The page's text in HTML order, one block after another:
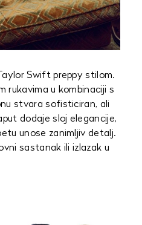
Swift preppy stilom.
rukavima u kombinaciji s
stvara sofisticiran, ali
dodaje sloj elegancije,
unose zanimljiv detalj.
sastanak ili izlazak u